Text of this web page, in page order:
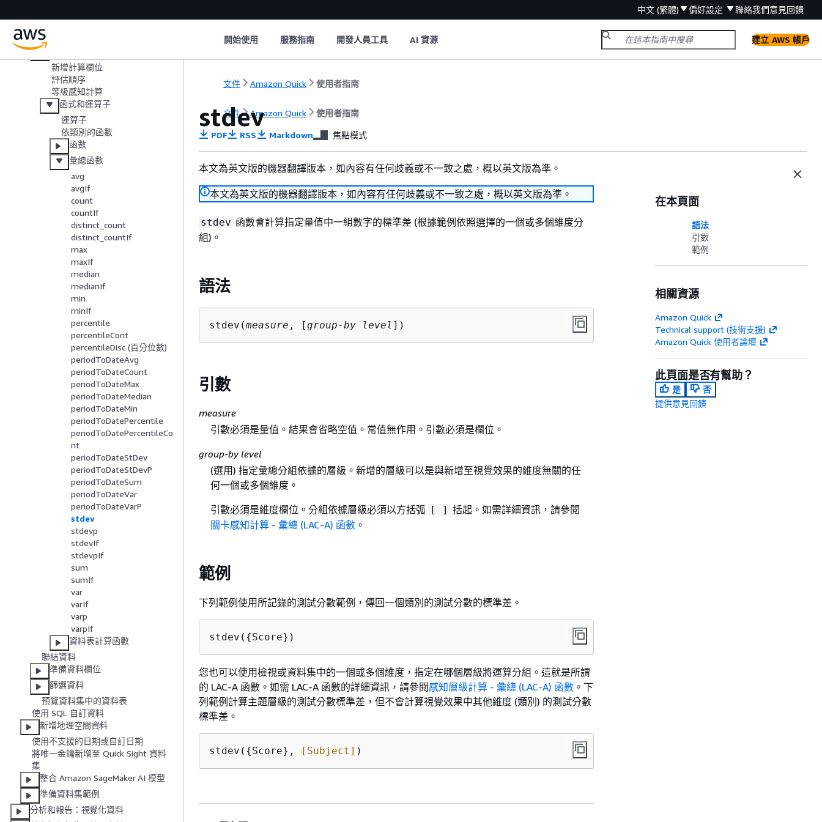
中文 (繁體) 偏好設定 聯絡我們意見回饋
開始使用 服務指南 開發人員工具 AI 資源 建立 AWS 帳戶
選擇檔案上傳設定
資料準備體驗 （舊版）
新增計算欄位
評估順序
等級感知計算
函式和運算子
運算子
依類別的函數
函數
彙總函數
avg
avgIf
count
countIf
distinct_count
distinct_countIf
max
maxIf
median
medianIf
min
minIf
percentile
percentileCont
percentileDisc (百分位數)
periodToDateAvg
periodToDateCount
periodToDateMax
periodToDateMedian
periodToDateMin
periodToDatePercentile
periodToDatePercentileCo
nt
periodToDateStDev
periodToDateStDevP
periodToDateSum
periodToDateVar
periodToDateVarP
stdev
stdevp
stdevIf
stdevpIf
sum
sumIf
var
varIf
varp
varpIf
資料表計算函數
聯結資料
準備資料欄位
篩選資料
預覽資料集中的資料表
使用 SQL 自訂資料
新增地理空間資料
使用不支援的日期或自訂日期
將唯一金鑰新增至 Quick Sight 資料
集
整合 Amazon SageMaker AI 模型
準備資料集範例
分析和報告：視覺化資料
文件 Amazon Quick 使用者指南
文件 Amazon Quick 使用者指南
stdev
PDF RSS Markdown 焦點模式
本文為英文版的機器翻譯版本，如內容有任何歧義或不一致之處，概以英文版為準。
本文為英文版的機器翻譯版本，如內容有任何歧義或不一致之處，概以英文版為準。
stdev 函數會計算指定量值中一組數字的標準差 (根據範例依照選擇的一個或多個維度分
組)。
語法
stdev(measure , [group-by level ])
引數
measure
引數必須是量值。結果會省略空值。常值無作用。引數必須是欄位。
group-by level
(選用) 指定彙總分組依據的層級。新增的層級可以是與新增至視覺效果的維度無關的任
何一個或多個維度。
引數必須是維度欄位。分組依據層級必須以方括弧
[ ]
括起。如需詳細資訊，請參閱
關卡感知計算 - 彙總 (LAC-A) 函數。
範例
下列範例使用所記錄的測試分數範例，傳回一個類別的測試分數的標準差。
stdev( {Score})
您也可以使用檢視或資料集中的一個或多個維度，指定在哪個層級將運算分組。這就是所謂
的 LAC-A 函數。如需 LAC-A 函數的詳細資訊，請參閱感知層級計算 - 彙總 (LAC-A) 函數 。下
列範例計算主題層級的測試分數標準差，但不會計算視覺效果中其他維度 (類別) 的測試分數
標準差。
stdev( {Score}, [Subject] )
在本頁面
語法
引數
範例
相關資源
Amazon Quick
Technical support (技術支援)
Amazon Quick 使用者論壇
此頁面是否有幫助？
是
否
提供意見回饋